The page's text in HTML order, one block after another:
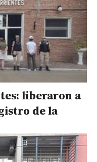
liberaron a
de la